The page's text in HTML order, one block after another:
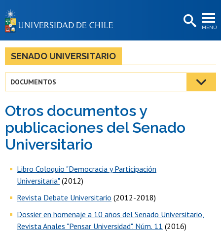
MENÚ
BIBLIOTECAS
LA UNIVERSIDAD
Estudiantes
Académicas/os
Funcionarias/os
Egresadas/os
SENADO UNIVERSITARIO
DOCUMENTOS
Otros documentos y
publicaciones del Senado
Universitario
Libro Coloquio "Democracia y Participación
Universitaria"(2012)
Revista Debate Universitario (2012-2018)
Dossier en homenaje a 10 años del Senado Universitario,
Revista Anales "Pensar Universidad". Núm. 11 (2016)